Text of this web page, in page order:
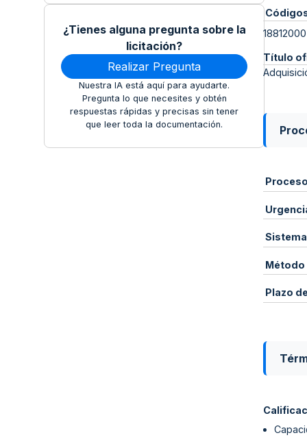
¿Tienes alguna pregunta sobre la
licitación?
Realizar Pregunta
Nuestra IA está aquí para ayudarte.
Pregunta lo que necesites y obtén
respuestas rápidas y precisas sin tener
que leer toda la documentación.
18812000
Título
Proceso
Método
Plazo